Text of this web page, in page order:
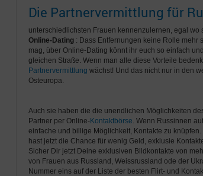
Die Partnervermittlung für
unterschiedlichsten Frauen kennenzulernen, egal
Online-Dating : Dass Entfernungen keine Rolle mehr
mag, über Online-Dating könnt ihr euch so einfach
gleichen Straße. Wenn man alle diese Vorteile
Partnervermittlung wächst! Und das nicht nur in den
Osteuropa.
Auch sie haben die die unendlichen Möglichkeiten
Partner per Online-Kontaktbörse. Wenn Russinnen
einfache und billige Möglichkeit, Kontakte zu
hast jetzt die Chance für wenig Geld, exklusie
Sicher Dir jetzt Deine exklusiven Bildkontakte von
von Frauen aus Russland, Weissrussland ode der
Nummer eins auf der Liste der besten Flirt- und